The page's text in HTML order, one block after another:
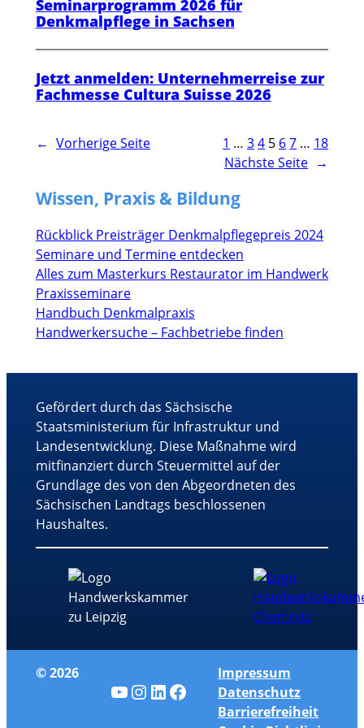
Seminarprogramm 2026 für
Denkmalpflege in Sachsen
Jetzt anmelden: Unternehmerreise zur
Fachmesse Cultura Suisse 2026
← Vorherige Seite 1 … 34 5 67 … 18
Nächste Seite →
Wissen, Praxis & Bildung
Rückblick Preisträger Denkmalpflegepreis 2024
Seminare und Termine entdecken
Alles zum Masterkurs Restaurator im Handwerk
Praxisseminare
Handbuch Denkmalpraxis
Handwerkersuche – Fachbetriebe finden
Gefördert durch das Sächsische
Staatsministerium für Infrastruktur und
Landesentwicklung. Diese Maßnahme wird
mitfinanziert durch Steuermittel auf der
Grundlage des von den Abgeordneten des
Sächsischen Landtags beschlossenen
Haushaltes.
© 2026
YouTube
Instagram
LinkedIn
Facebook
Impressum
Datenschutz
Barrierefreiheit